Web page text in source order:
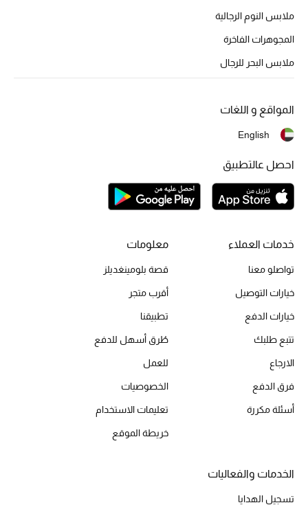
ملابس النوم الرجالية
المجوهرات الفاخرة
ملابس البحر للرجال
خدمات العملاء
تواصلو معنا
خيارات التوصيل
خيارات الدفع
تتبع طلبك
الارجاع
فرق الدفع
أسئلة مكررة
معلومات
قصة بلومينغديلز
أقرب متجر
تطبيقنا
طُرق أسهل للدفع
للعمل
الخصوصيات
تعليمات الاستخدام
خريطة الموقع
الخدمات والفعاليات
تسجيل الهدايا
المواقع و اللغات
English
احصل عالتطبيق